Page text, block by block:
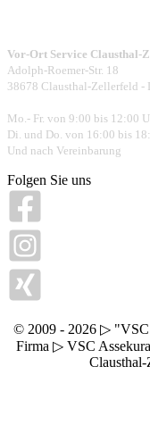
Vor-Ort Service Clausthal-
Adolph-Roemer-Str. 18
38678 Clausthal-Zellerfeld -
Mo.- Fr. von 9:00 bis 12:00
Di. und Do. von 16:00 bis
Und nach Vereinbarung
Folgen Sie uns
© 2009 - 2026 ▷ "VSC
Firma ▷ VSC